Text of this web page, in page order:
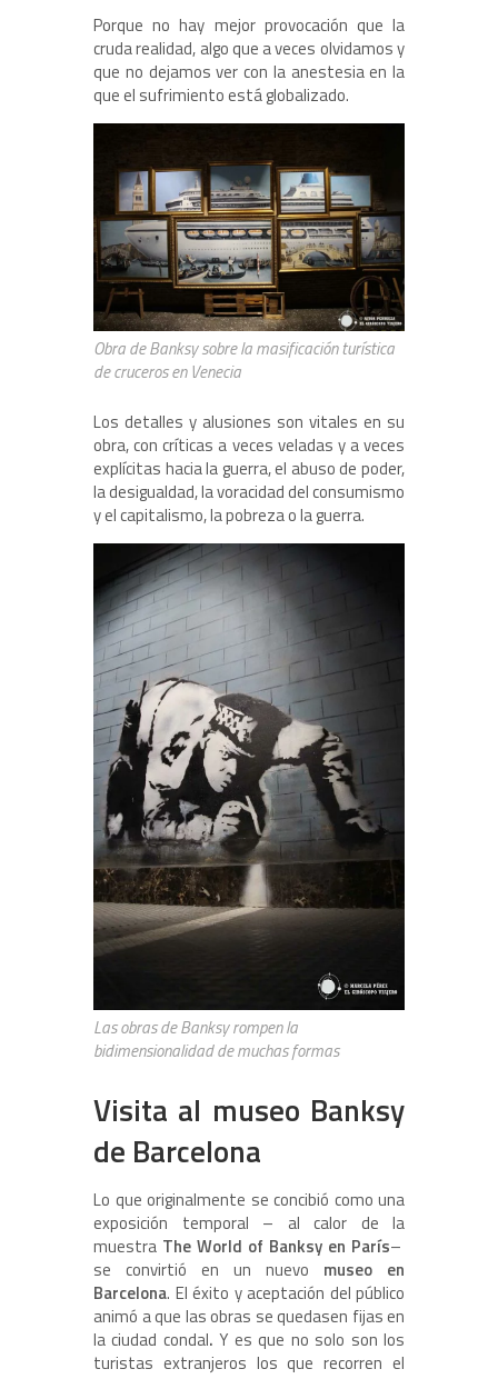
Porque no hay mejor provocación que la
cruda realidad, algo que a veces olvidamos y
que no dejamos ver con la anestesia en la
que el sufrimiento está globalizado.
Obra de Banksy sobre la masificación turística
de cruceros en Venecia
Los detalles y alusiones son vitales en su
obra, con críticas a veces veladas y a veces
explícitas hacia la guerra, el abuso de poder,
la desigualdad, la voracidad del consumismo
y el capitalismo, la pobreza o la guerra.
Las obras de Banksy rompen la
bidimensionalidad de muchas formas
Visita al museo Banksy
de Barcelona
Lo que originalmente se concibió como una
exposición temporal – al calor de la
muestra The World of Banksy en París–
se convirtió en un nuevo museo en
Barcelona. El éxito y aceptación del público
animó a que las obras se quedasen fijas en
la ciudad condal. Y es que no solo son los
turistas extranjeros los que recorren el